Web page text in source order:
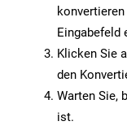
Eingabefeld
Klicken Sie
den
Warten Sie,
ist.